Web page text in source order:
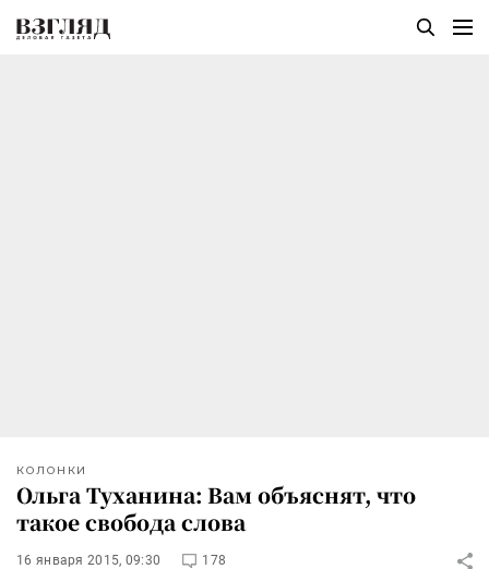
КОЛОНКИ
Ольга Туханина: Вам объяснят, что
такое свобода слова
16 января 2015, 09:30 178